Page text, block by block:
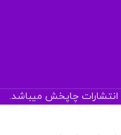
چاپخش میباشد.